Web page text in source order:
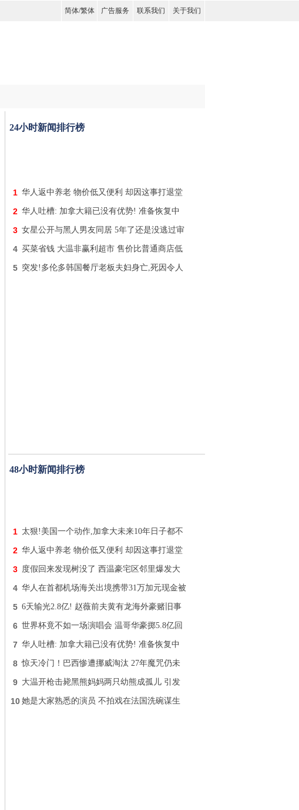
简体/繁体 广告服务 联系我们 关于我们
24小时新闻排行榜
1 华人返中养老 物价低又便利 却因这事打退堂
2 华人吐槽: 加拿大籍已没有优势! 准备恢复中
3 女星公开与黑人男友同居 5年了还是没逃过审
4 买菜省钱 大温非赢利超市 售价比普通商店低
5 突发!多伦多韩国餐厅老板夫妇身亡,死因令人
48小时新闻排行榜
1 太狠!美国一个动作,加拿大未来10年日子都不
2 华人返中养老 物价低又便利 却因这事打退堂
3 度假回来发现树没了 西温豪宅区邻里爆发大
4 华人在首都机场海关出境携带31万加元现金被
5 6天输光2.8亿! 赵薇前夫黄有龙海外豪赌旧事
6 世界杯竟不如一场演唱会 温哥华豪掷5.8亿回
7 华人吐槽: 加拿大籍已没有优势! 准备恢复中
8 惊天冷门！巴西惨遭挪威淘汰 27年魔咒仍未
9 大温开枪击毙黑熊妈妈两只幼熊成孤儿 引发
10 她是大家熟悉的演员 不拍戏在法国洗碗谋生